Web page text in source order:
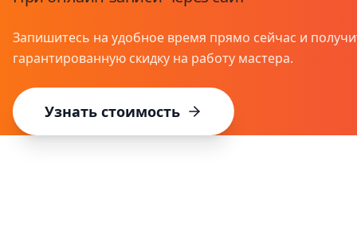
Запишитесь на удобное время прямо сейчас и
гарантированную скидку на работу мастера.
Узнать стоимость